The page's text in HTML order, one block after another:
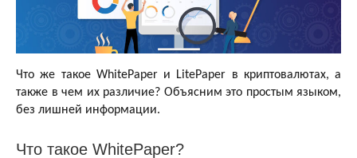
Что же такое WhitePaper и LitePaper в криптовалютах, а
также в чем их различие? Объясним это простым языком,
без лишней информации.
Что такое WhitePaper?